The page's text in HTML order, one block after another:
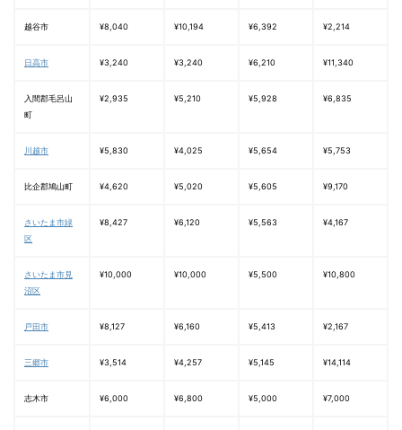
越谷市 ¥8,040 ¥10,194 ¥6,392 ¥2,214
日高市 ¥3,240 ¥3,240 ¥6,210 ¥11,340
入間郡毛呂山
町
¥2,935 ¥5,210 ¥5,928 ¥6,835
川越市 ¥5,830 ¥4,025 ¥5,654 ¥5,753
比企郡鳩山町 ¥4,620 ¥5,020 ¥5,605 ¥9,170
さいたま市緑
区
¥8,427 ¥6,120 ¥5,563 ¥4,167
さいたま市見
沼区
¥10,000 ¥10,000 ¥5,500 ¥10,800
戸田市 ¥8,127 ¥6,160 ¥5,413 ¥2,167
三郷市 ¥3,514 ¥4,257 ¥5,145 ¥14,114
志木市 ¥6,000 ¥6,800 ¥5,000 ¥7,000